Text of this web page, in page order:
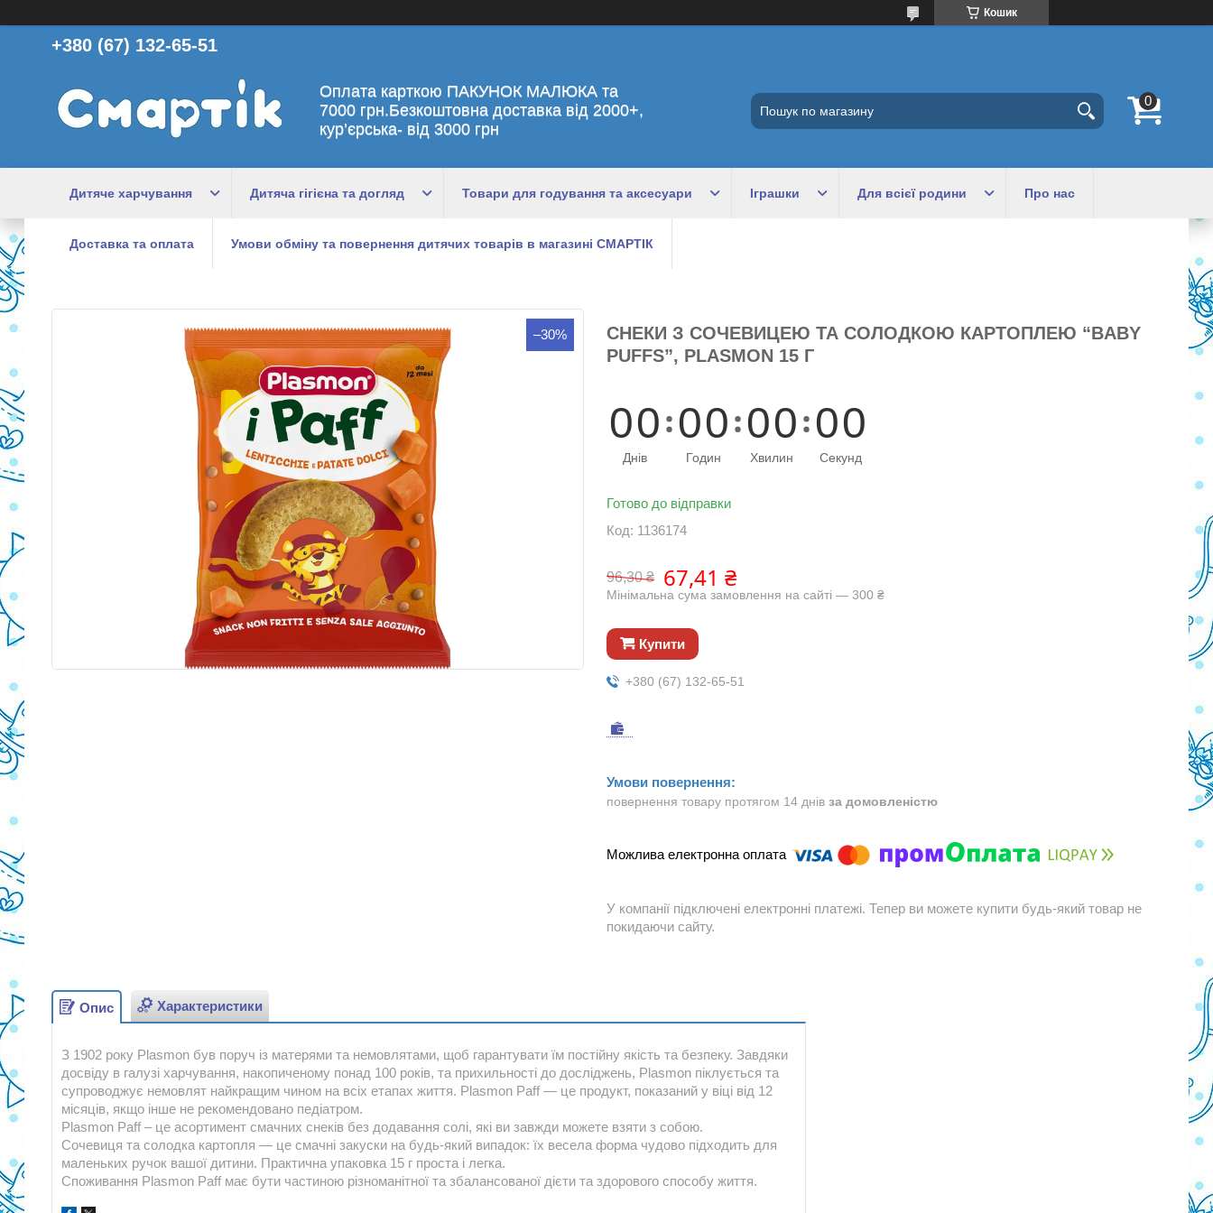
Кошик
+380 (67) 132-65-51
Оплата карткою ПАКУНОК МАЛЮКА та
7000 грн.Безкоштовна доставка від 2000+,
кур’єрська- від 3000 грн
Дитяче харчування Дитяча гігієна та догляд Товари для годування та аксесуари Іграшки Для всієї родини Про нас
Доставка та оплата Умови обміну та повернення дитячих товарів в магазині СМАРТІК
–30%
СНЕКИ З СОЧЕВИЦЕЮ ТА СОЛОДКОЮ КАРТОПЛЕЮ “BABY
PUFFS”, PLASMON 15 Г
00
Днів
00
Годин
00
Хвилин
00
Секунд
Готово до відправки
Код: 1136174
96,30 ₴ 67,41 ₴
Мінімальна сума замовлення на сайті — 300 ₴
Купити
+380 (67) 132-65-51
повернення товару протягом 14 днів за домовленістю
У компанії підключені електронні платежі. Тепер ви можете купити будь-який товар не
покидаючи сайту.
Опис Характеристики
З 1902 року Plasmon був поруч із матерями та немовлятами, щоб гарантувати їм постійну якість та безпеку. Завдяки
досвіду в галузі харчування, накопиченому понад 100 років, та прихильності до досліджень, Plasmon піклується та
супроводжує немовлят найкращим чином на всіх етапах життя. Plasmon Paff — це продукт, показаний у віці від 12
місяців, якщо інше не рекомендовано педіатром.
Plasmon Paff – це асортимент смачних снеків без додавання солі, які ви завжди можете взяти з собою.
Сочевиця та солодка картопля — це смачні закуски на будь-який випадок: їх весела форма чудово підходить для
маленьких ручок вашої дитини. Практична упаковка 15 г проста і легка.
Споживання Plasmon Paff має бути частиною різноманітної та збалансованої дієти та здорового способу життя.